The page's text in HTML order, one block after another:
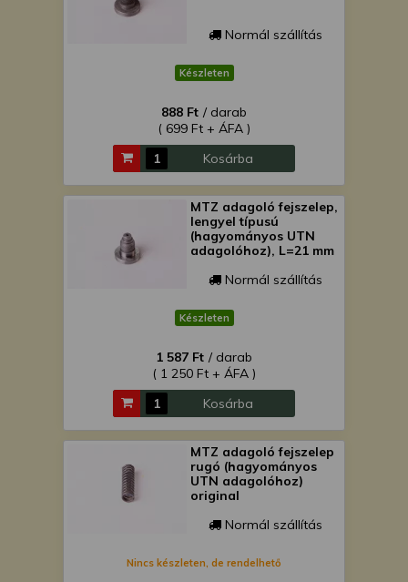
Normál szállítás
Készleten
888 Ft / darab
( 699 Ft + ÁFA )
Kosárba
MTZ adagoló fejszelep,
lengyel típusú
(hagyományos UTN
adagolóhoz), L=21 mm
Normál szállítás
Készleten
1 587 Ft / darab
( 1 250 Ft + ÁFA )
Kosárba
MTZ adagoló fejszelep
rugó (hagyományos
UTN adagolóhoz)
original
Normál szállítás
Nincs készleten, de rendelhető